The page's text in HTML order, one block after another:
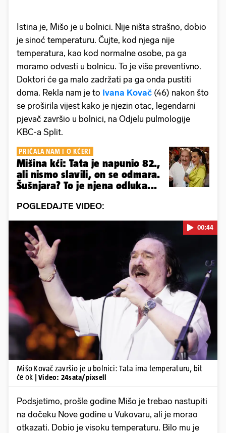
Istina je, Mišo je u bolnici. Nije ništa strašno, dobio
je sinoć temperaturu. Čujte, kod njega nije
temperatura, kao kod normalne osobe, pa ga
moramo odvesti u bolnicu. To je više preventivno.
Doktori će ga malo zadržati pa ga onda pustiti
doma. Rekla nam je to Ivana Kovač (46) nakon što
se proširila vijest kako je njezin otac, legendarni
pjevač završio u bolnici, na Odjelu pulmologije
KBC-a Split.
PRIČALA NAM I O KĆERI
Mišina kći: Tata je napunio 82.,
ali nismo slavili, on se odmara.
Šušnjara? To je njena odluka...
POGLEDAJTE VIDEO:
Pokretanje videa...
00:44
Mišo Kovač završio je u bolnici: Tata ima temperaturu, bit
će ok
| Video: 24sata/pixsell
Podsjetimo, prošle godine Mišo je trebao nastupiti
na dočeku Nove godine u Vukovaru, ali je morao
otkazati. Dobio je visoku temperaturu. Bilo mu je